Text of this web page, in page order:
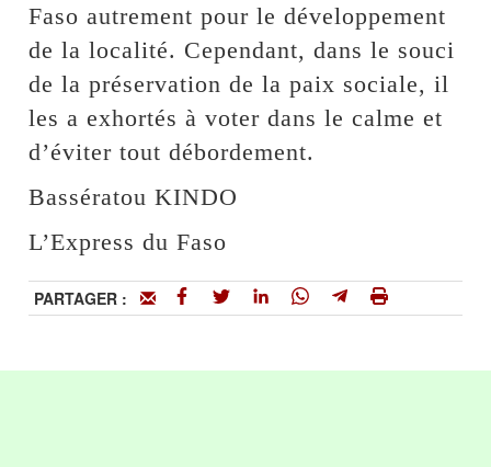
Faso autrement pour le développement
de la localité. Cependant, dans le souci
de la préservation de la paix sociale, il
les a exhortés à voter dans le calme et
d’éviter tout débordement.
Bassératou KINDO
L’Express du Faso
PARTAGER :